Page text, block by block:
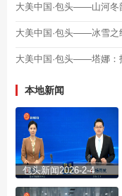
大美中国·包头——山河冬
大美中国·包头——冰雪之
大美中国·包头——塔娜：
本地新闻
包头新闻2026-2-4